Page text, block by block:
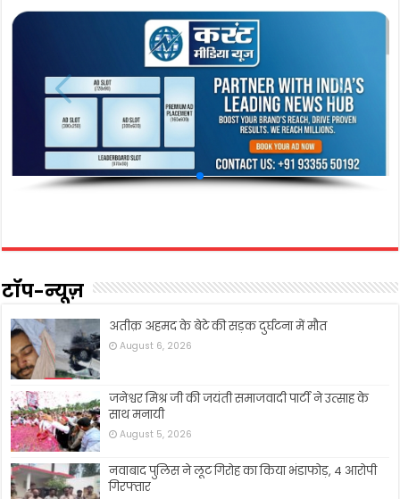
टॉप-न्यूज़
अतीक़ अहमद के बेटे की सड़क दुर्घटना में मौत
August 6, 2026
जनेश्वर मिश्र जी की जयंती समाजवादी पार्टी ने उत्साह के
साथ मनायी
August 5, 2026
नवाबाद पुलिस ने लूट गिरोह का किया भंडाफोड़, 4 आरोपी
गिरफ्तार